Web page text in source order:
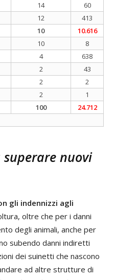
14
60
12
413
10
10.616
10
8
4
638
2
43
2
2
2
1
100
24.712
nuovi
gli indennizzi agli
oltre che per i danni
degli animali, anche per
subendo danni indiretti
dei suinetti che nascono
ad altre strutture di